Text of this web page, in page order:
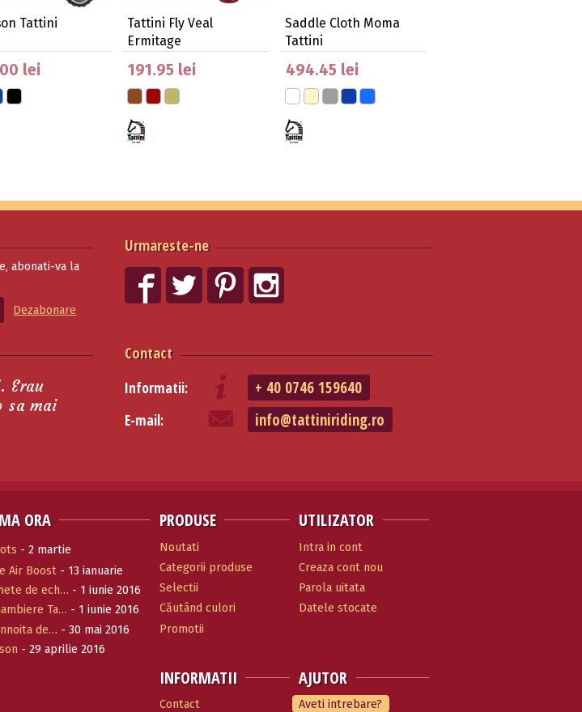
Tattini
lei
Tattini Fly Veal
Ermitage
191.95 lei
Saddle Cloth Moma
Tattini
494.45 lei
Urmareste-ne
abonati-va la
Dezabonare
Contact
Informatii: + 40 0746 159640
E-mail: info@tattiniriding.ro
Erau
sa mai
ORA
- 2 martie
Air Boost- 13 ianuarie
de ech… - 1 iunie 2016
Ta… - 1 iunie 2016
de… - 30 mai 2016
- 29 aprilie 2016
PRODUSE
Noutati
Categorii produse
Selectii
Căutând culori
Promotii
INFORMATII
Contact
UTILIZATOR
Intra in cont
Creaza cont nou
Parola uitata
Datele stocate
AJUTOR
Aveti intrebare?